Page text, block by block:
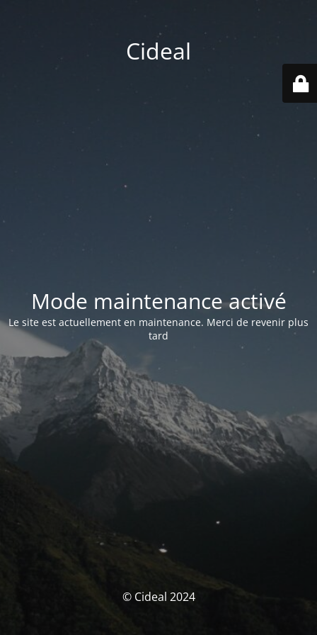
Cideal
Mode maintenance activé
Le site est actuellement en maintenance. Merci de revenir plus
tard
© Cideal 2024